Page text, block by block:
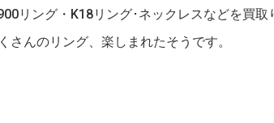
リング・K18リング･ネックレスなどを買取
さんのリング、楽しまれたそうです。